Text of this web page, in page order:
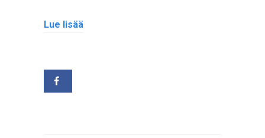
Lue lisää